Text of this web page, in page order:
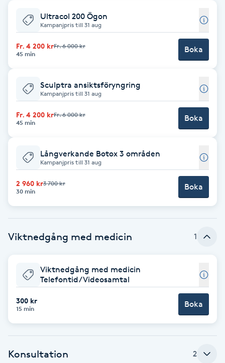
Babylights
Balayage
Barber
BIAB
Blowout
Brynformning
Brynfärgning
Brynplockning
Bröllopsuppsättning
Ultracol 200 Ögon
Kampanjpris till 31 aug
Fr. 4 200 krFr. 6 000 kr
45 min
Boka
Sculptra ansiktsföryngring
Kampanjpris till 31 aug
Fr. 4 200 krFr. 6 000 kr
45 min
Boka
Långverkande Botox 3 områden
Kampanjpris till 31 aug
2 960 kr3 700 kr
30 min
Boka
Viktnedgång med medicin 1
Viktnedgång med medicin
Telefontid/Videosamtal
300 kr
15 min Boka
Konsultation 2